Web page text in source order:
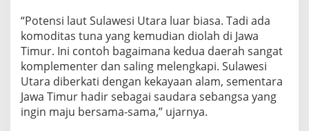
“Potensi laut Sulawesi Utara luar biasa. Tadi ada
komoditas tuna yang kemudian diolah di Jawa
Timur. Ini contoh bagaimana kedua daerah sangat
komplementer dan saling melengkapi. Sulawesi
Utara diberkati dengan kekayaan alam, sementara
Jawa Timur hadir sebagai saudara sebangsa yang
ingin maju bersama-sama,” ujarnya.